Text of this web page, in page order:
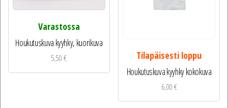
Varastossa
Houkutuskuva kyyhky, kuorikuva
5,50€
Tilapäisesti loppu
Houkutuskuva kyyhky kokokuva
6,00€